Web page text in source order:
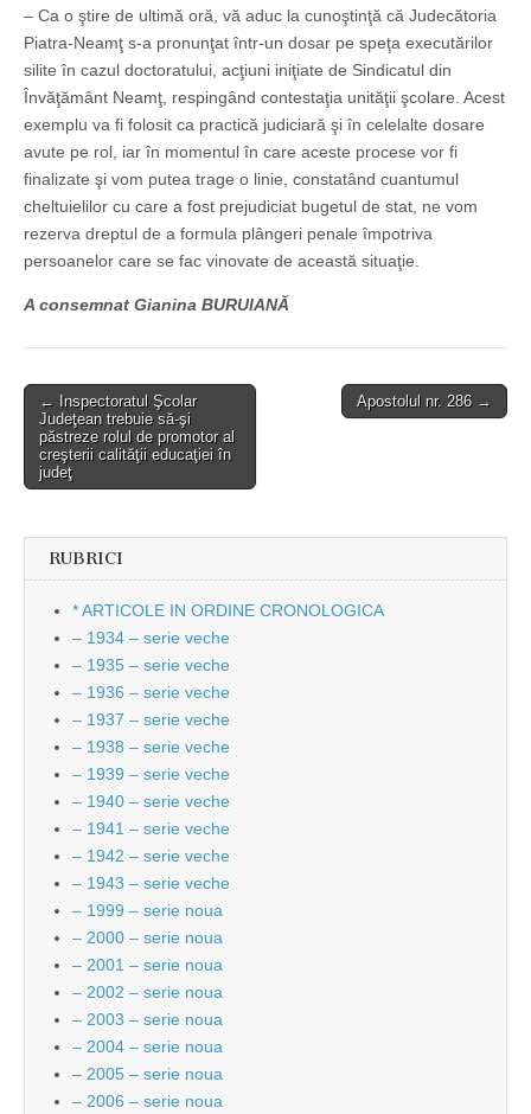
– Ca o ştire de ultimă oră, vă aduc la cunoştinţă că Judecătoria
Piatra-Neamţ s-a pronunţat într-un dosar pe speţa executărilor
silite în cazul doctoratului, acţiuni iniţiate de Sindicatul din
Învăţământ Neamţ, respingând contestaţia unităţii şcolare. Acest
exemplu va fi folosit ca practică judiciară şi în celelalte dosare
avute pe rol, iar în momentul în care aceste procese vor fi
finalizate şi vom putea trage o linie, constatând cuantumul
cheltuielilor cu care a fost prejudiciat bugetul de stat, ne vom
rezerva dreptul de a formula plângeri penale împotriva
persoanelor care se fac vinovate de această situaţie.
A consemnat Gianina BURUIANĂ
Post
navigation
← Inspectoratul Şcolar
Judeţean trebuie să-şi
păstreze rolul de promotor al
creşterii calităţii educaţiei în
judeţ
Apostolul nr. 286 →
RUBRICI
* ARTICOLE IN ORDINE CRONOLOGICA
– 1934 – serie veche
– 1935 – serie veche
– 1936 – serie veche
– 1937 – serie veche
– 1938 – serie veche
– 1939 – serie veche
– 1940 – serie veche
– 1941 – serie veche
– 1942 – serie veche
– 1943 – serie veche
– 1999 – serie noua
– 2000 – serie noua
– 2001 – serie noua
– 2002 – serie noua
– 2003 – serie noua
– 2004 – serie noua
– 2005 – serie noua
– 2006 – serie noua